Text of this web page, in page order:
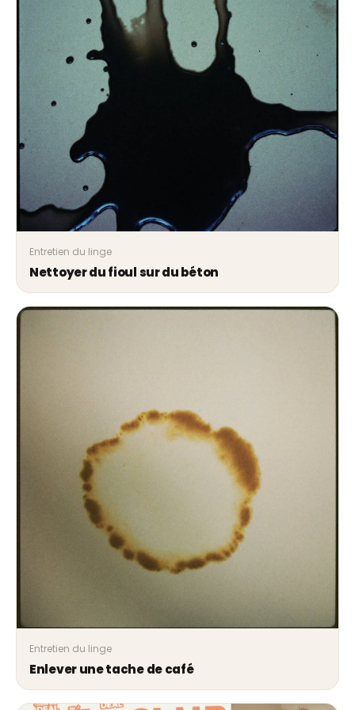
Entretien du linge
Nettoyer du fioul sur du béton
Entretien du linge
Enlever une tache de café